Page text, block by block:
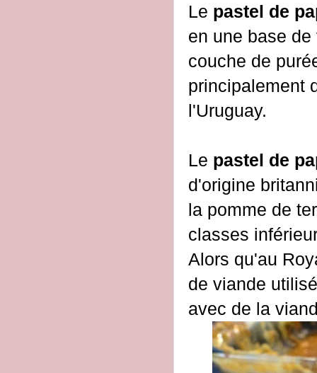
Le pastel de
en une base
couche de
principalement
l'Uruguay.
Le pastel de
d'origine
la pomme de
classes
Alors qu'au
de viande
avec de la